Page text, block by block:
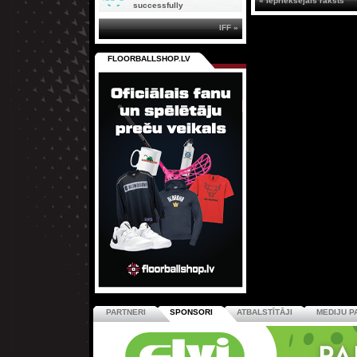
successfully
IFF »
FLOORBALLSHOP.LV
PARTNERI SPONSORI ATBALSTĪTĀJI MEDIJU